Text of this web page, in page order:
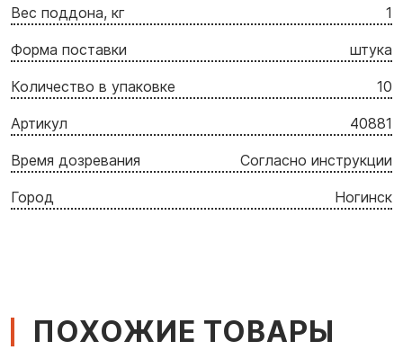
Вес поддона, кг 1
Форма поставки штука
Количество в упаковке 10
Артикул 40881
Время дозревания Согласно инструкции
Город Ногинск
ПОХОЖИЕ ТОВАРЫ